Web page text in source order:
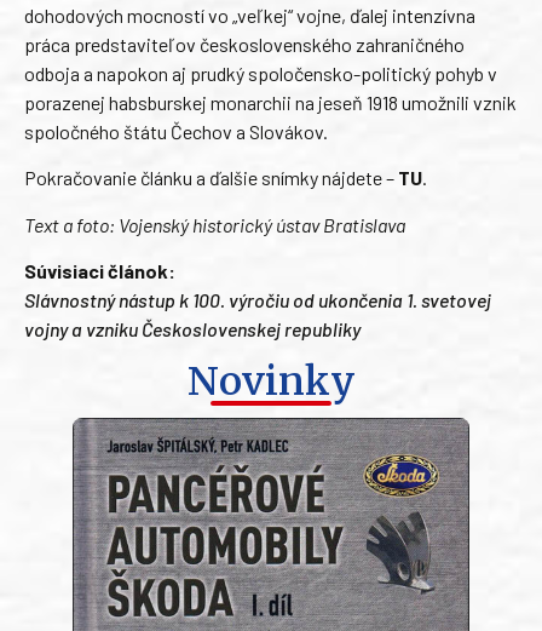
dohodových mocností vo „veľkej“ vojne, ďalej intenzívna
práca predstaviteľov československého zahraničného
odboja a napokon aj prudký spoločensko-politický pohyb v
porazenej habsburskej monarchii na jeseň 1918 umožnili vznik
spoločného štátu Čechov a Slovákov.
Pokračovanie článku a ďalšie snímky nájdete – TU.
Text a foto: Vojenský historický ústav Bratislava
Súvisiaci článok:
Slávnostný nástup k 100. výročiu od ukončenia 1. svetovej
vojny a vzniku Československej republiky
Novinky